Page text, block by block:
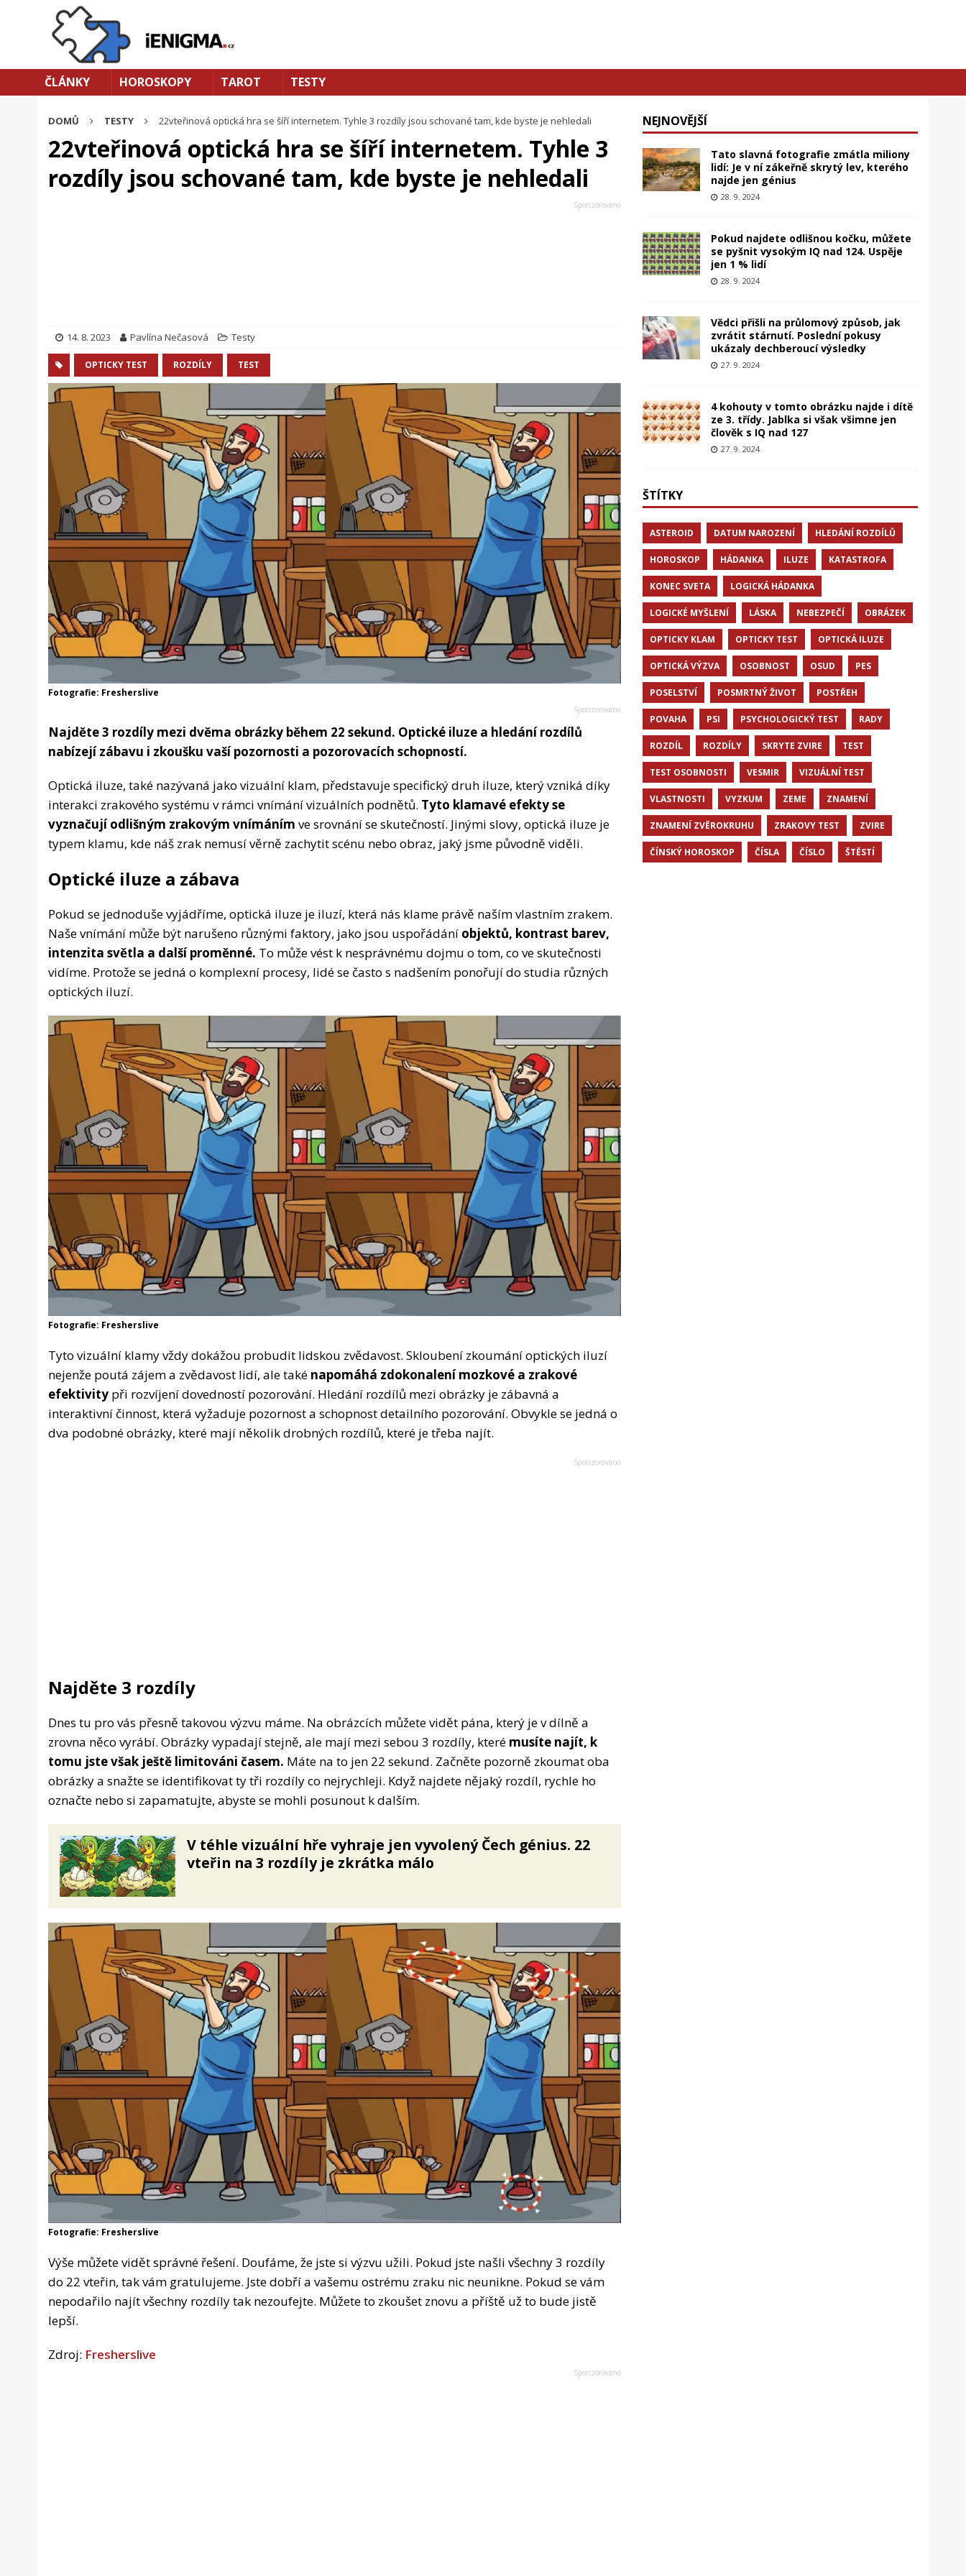
ČLÁNKY HOROSKOPY TAROT TESTY
DOMŮ TESTY 22vteřinová optická hra se šíří internetem. Tyhle 3 rozdíly jsou schované tam, kde byste je nehledali
22vteřinová optická hra se šíří internetem. Tyhle 3
rozdíly jsou schované tam, kde byste je nehledali
14. 8. 2023 Pavlína Nečasová Testy
OPTICKY TEST ROZDÍLY TEST
Fotografie: Fresherslive
Najděte 3 rozdíly mezi dvěma obrázky během 22 sekund. Optické iluze a hledání rozdílů
nabízejí zábavu i zkoušku vaší pozornosti a pozorovacích schopností.
Optická iluze, také nazývaná jako vizuální klam, představuje specifický druh iluze, který vzniká díky
interakci zrakového systému v rámci vnímání vizuálních podnětů. Tyto klamavé efekty se
vyznačují odlišným zrakovým vnímáním ve srovnání se skutečností. Jinými slovy, optická iluze je
typem klamu, kde náš zrak nemusí věrně zachytit scénu nebo obraz, jaký jsme původně viděli.
Optické iluze a zábava
Pokud se jednoduše vyjádříme, optická iluze je iluzí, která nás klame právě naším vlastním zrakem.
Naše vnímání může být narušeno různými faktory, jako jsou uspořádání objektů, kontrast barev,
intenzita světla a další proměnné. To může vést k nesprávnému dojmu o tom, co ve skutečnosti
vidíme. Protože se jedná o komplexní procesy, lidé se často s nadšením ponořují do studia různých
optických iluzí.
Fotografie: Fresherslive
Tyto vizuální klamy vždy dokážou probudit lidskou zvědavost. Skloubení zkoumání optických iluzí
nejenže poutá zájem a zvědavost lidí, ale také napomáhá zdokonalení mozkové a zrakové
efektivity při rozvíjení dovedností pozorování. Hledání rozdílů mezi obrázky je zábavná a
interaktivní činnost, která vyžaduje pozornost a schopnost detailního pozorování. Obvykle se jedná o
dva podobné obrázky, které mají několik drobných rozdílů, které je třeba najít.
Najděte 3 rozdíly
Dnes tu pro vás přesně takovou výzvu máme. Na obrázcích můžete vidět pána, který je v dílně a
zrovna něco vyrábí. Obrázky vypadají stejně, ale mají mezi sebou 3 rozdíly, které musíte najít, k
tomu jste však ještě limitováni časem. Máte na to jen 22 sekund. Začněte pozorně zkoumat oba
obrázky a snažte se identifikovat ty tři rozdíly co nejrychleji. Když najdete nějaký rozdíl, rychle ho
označte nebo si zapamatujte, abyste se mohli posunout k dalším.
V téhle vizuální hře vyhraje jen vyvolený Čech génius. 22
vteřin na 3 rozdíly je zkrátka málo
Fotografie: Fresherslive
Výše můžete vidět správné řešení. Doufáme, že jste si výzvu užili. Pokud jste našli všechny 3 rozdíly
do 22 vteřin, tak vám gratulujeme. Jste dobří a vašemu ostrému zraku nic neunikne. Pokud se vám
nepodařilo najít všechny rozdíly tak nezoufejte. Můžete to zkoušet znovu a příště už to bude jistě
lepší.
Zdroj: Fresherslive
NEJNOVĚJŠÍ
Tato slavná fotografie zmátla miliony
lidí: Je v ní zákeřně skrytý lev, kterého
najde jen génius
28. 9. 2024
Pokud najdete odlišnou kočku, můžete
se pyšnit vysokým IQ nad 124. Uspěje
jen 1 % lidí
28. 9. 2024
Vědci přišli na průlomový způsob, jak
zvrátit stárnutí. Poslední pokusy
ukázaly dechberoucí výsledky
27. 9. 2024
4 kohouty v tomto obrázku najde i dítě
ze 3. třídy. Jablka si však všimne jen
člověk s IQ nad 127
27. 9. 2024
ŠTÍTKY
ASTEROID DATUM NAROZENÍ HLEDÁNÍ ROZDÍLŮ
HOROSKOP HÁDANKA ILUZE KATASTROFA
KONEC SVETA LOGICKÁ HÁDANKA
LOGICKÉ MYŠLENÍ LÁSKA NEBEZPEČÍ OBRÁZEK
OPTICKY KLAM OPTICKY TEST OPTICKÁ ILUZE
OPTICKÁ VÝZVA OSOBNOST OSUD PES
POSELSTVÍ POSMRTNÝ ŽIVOT POSTŘEH
POVAHA PSI PSYCHOLOGICKÝ TEST RADY
ROZDÍL ROZDÍLY SKRYTE ZVIRE TEST
TEST OSOBNOSTI VESMIR VIZUÁLNÍ TEST
VLASTNOSTI VYZKUM ZEME ZNAMENÍ
ZNAMENÍ ZVĚROKRUHU ZRAKOVY TEST ZVIRE
ČÍNSKÝ HOROSKOP ČÍSLA ČÍSLO ŠTĚSTÍ